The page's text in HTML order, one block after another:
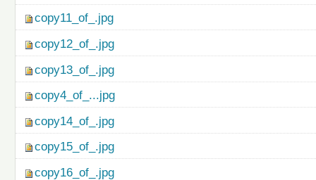
copy11_of_.jpg
copy12_of_.jpg
copy13_of_.jpg
copy4_of_...jpg
copy14_of_.jpg
copy15_of_.jpg
copy16_of_.jpg